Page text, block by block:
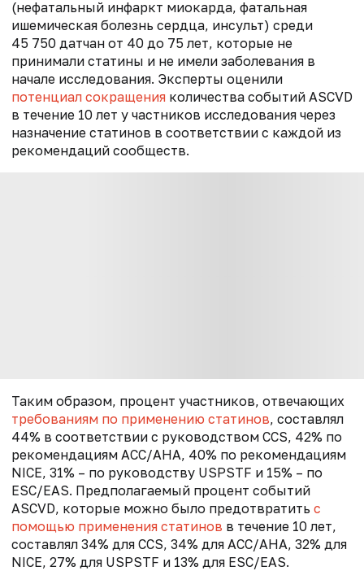
(нефатальный инфаркт миокарда, фатальная
ишемическая болезнь сердца, инсульт) среди
45 750 датчан от 40 до 75 лет, которые не
принимали статины и не имели заболевания в
начале исследования. Эксперты оценили
потенциал сокращения количества событий ASCVD
в течение 10 лет у частников исследования через
назначение статинов в соответствии с каждой из
рекомендаций сообществ.
Таким образом, процент участников, отвечающих
требованиям по применению статинов, составлял
44% в соответствии с руководством CCS, 42% по
рекомендациям ACC/AHA, 40% по рекомендациям
NICE, 31% – по руководству USPSTF и 15% – по
ESC/EAS. Предполагаемый процент событий
ASCVD, которые можно было предотвратить с
помощью применения статинов в течение 10 лет,
составлял 34% для CCS, 34% для ACC/AHA, 32% для
NICE, 27% для USPSTF и 13% для ESC/EAS.